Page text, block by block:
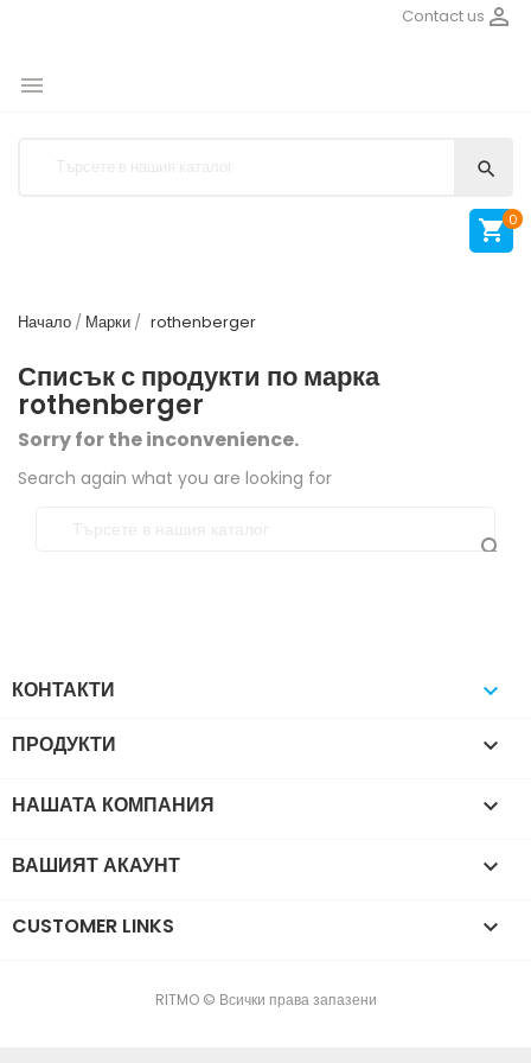

Contact us


 0
Начало Марки rothenberger
Списък с продукти по марка
rothenberger
Sorry for the inconvenience.
Search again what you are looking for

КОНТАКТИ 
ПРОДУКТИ 
НАШАТА КОМПАНИЯ 
ВАШИЯТ АКАУНТ 
CUSTOMER LINKS 
RITMO © Всички права запазени